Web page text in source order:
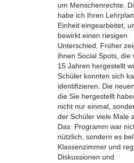
um Menschenrechte.
habe ich Ihren
Einheit eingearbeitet,
bewirkt einen riesigen
Unterschied. Früher
ihnen Social Spots, die
15 Jahren hergestellt
Schüler konnten sich
identifizieren. Die
die Sie hergestellt
nicht nur einmal,
der Schüler viele Male
Das Programm war
nützlich, sondern es
Klassenzimmer und
Diskussionen und